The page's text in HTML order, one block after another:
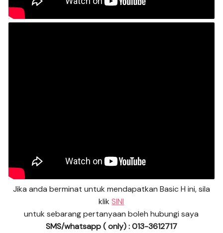
Jika anda berminat untuk mendapatkan Basic H ini, sila
klikSINI
untuk sebarang pertanyaan boleh hubungi saya
SMS/whatsapp ( only) : 013-3612717